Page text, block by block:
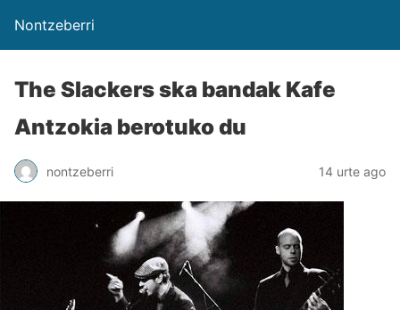
Nontzeberri
The Slackers ska bandak Kafe
Antzokia berotuko du
nontzeberri 14 urte ago